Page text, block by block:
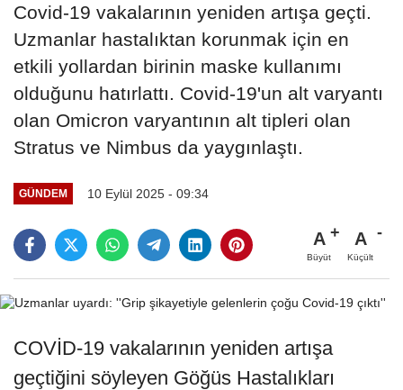
Covid-19 vakalarının yeniden artışa geçti.
Uzmanlar hastalıktan korunmak için en
etkili yollardan birinin maske kullanımı
olduğunu hatırlattı. Covid-19'un alt varyantı
olan Omicron varyantının alt tipleri olan
Stratus ve Nimbus da yaygınlaştı.
GÜNDEM 10 Eylül 2025 - 09:34
A
Büyüt
A
Küçült
COVİD-19 vakalarının yeniden artışa
geçtiğini söyleyen Göğüs Hastalıkları